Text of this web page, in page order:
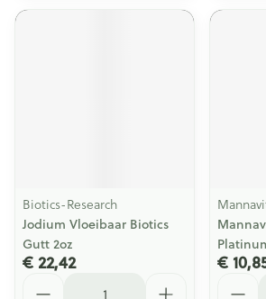
Biotics-Research
Jodium Vloeibaar Biotics
Gutt 2oz
€ 22,42 €